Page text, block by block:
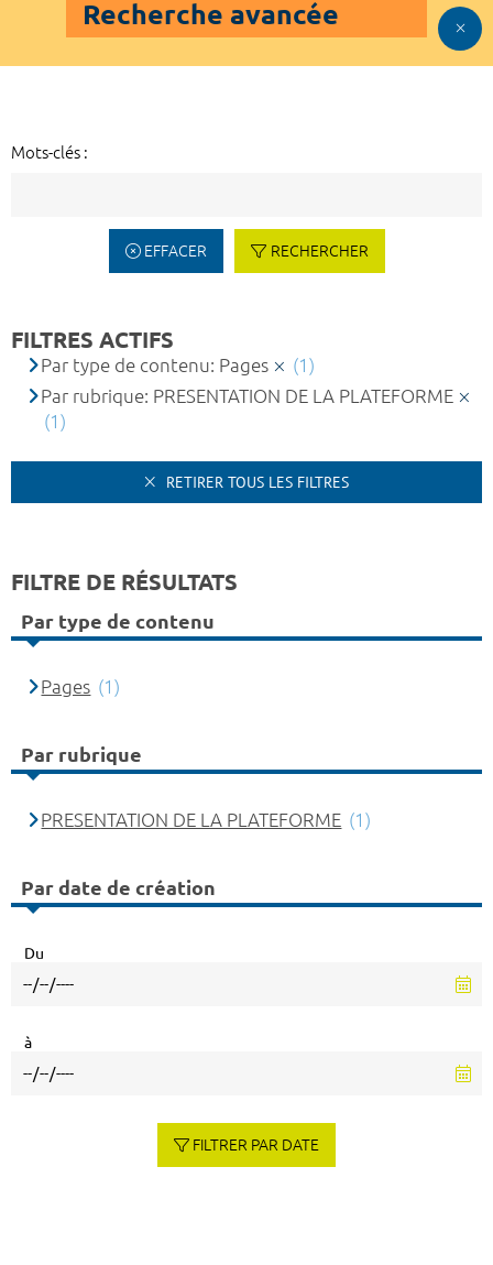
Recherche avancée
Mots-clés :
EFFACER RECHERCHER
FILTRES ACTIFS
Par type de contenu: Pages
(1)
Par rubrique: PRESENTATION DE LA PLATEFORME
(1)
RETIRER TOUS LES FILTRES
FILTRE DE RÉSULTATS
Par type de contenu
Pages (1)
Par rubrique
PRESENTATION DE LA PLATEFORME (1)
Par date de création
Du
à
FILTRER PAR DATE